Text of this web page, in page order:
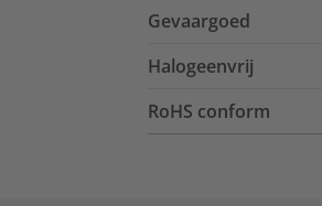
Gevaargoed
Halogeenvrij
RoHS conform